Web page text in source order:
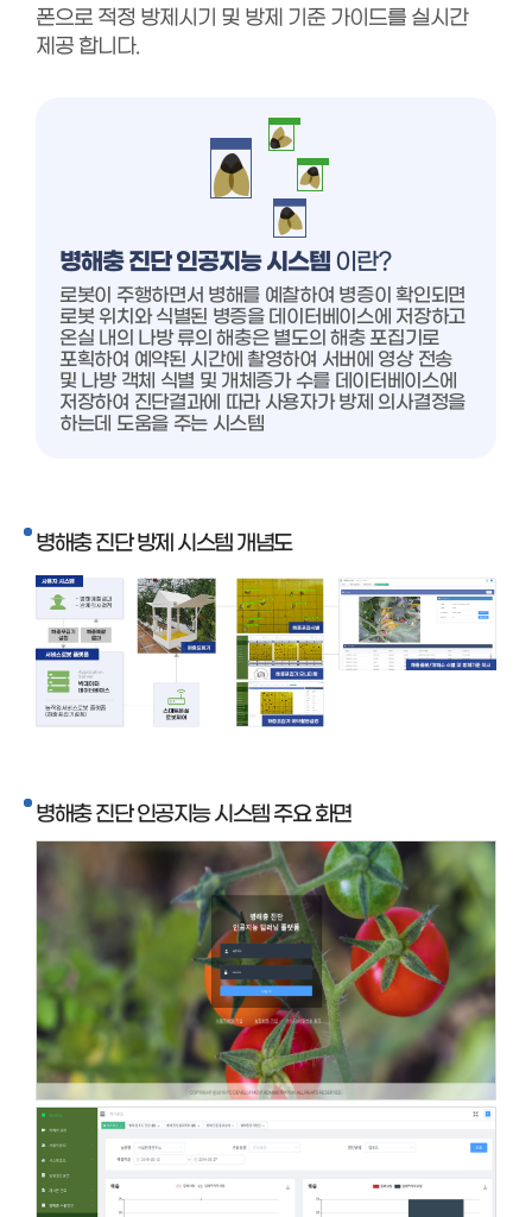
폰으로 적정 방제시기 및 방제 기준 가이드를 실시간
제공 합니다.
병해충 진단 인공지능 시스템 이란?
로봇이 주행하면서 병해를 예찰하여 병증이 확인되면
로봇 위치와 식별된 병증을 데이터베이스에 저장하고
온실 내의 나방 류의 해충은 별도의 해충 포집기로
포획하여 예약된 시간에 촬영하여 서버에 영상 전송
및 나방 객체 식별 및 개체증가 수를 데이터베이스에
저장하여 진단결과에 따라 사용자가 방제 의사결정을
하는데 도움을 주는 시스템
병해충 진단 방제 시스템 개념도
병해충 진단 인공지능 시스템 주요 화면